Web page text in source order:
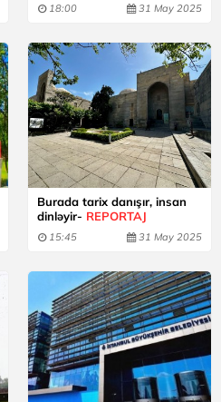
18:00 31 May 2025
Burada tarix danışır, insan
dinləyir- REPORTAJ
15:45 31 May 2025